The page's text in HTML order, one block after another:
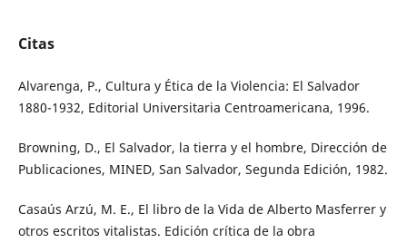
Citas
Alvarenga, P., Cultura y Ética de la Violencia: El Salvador
1880-1932, Editorial Universitaria Centroamericana, 1996.
Browning, D., El Salvador, la tierra y el hombre, Dirección de
Publicaciones, MINED, San Salvador, Segunda Edición, 1982.
Casaús Arzú, M. E., El libro de la Vida de Alberto Masferrer y
otros escritos vitalistas. Edición crítica de la obra